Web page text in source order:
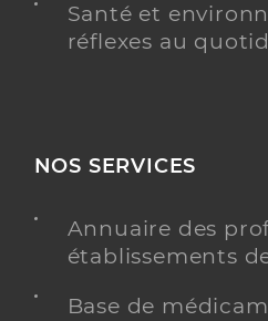
Santé et
réflexes au
NOS SERVICES
Annuaire des
établissements
Base de